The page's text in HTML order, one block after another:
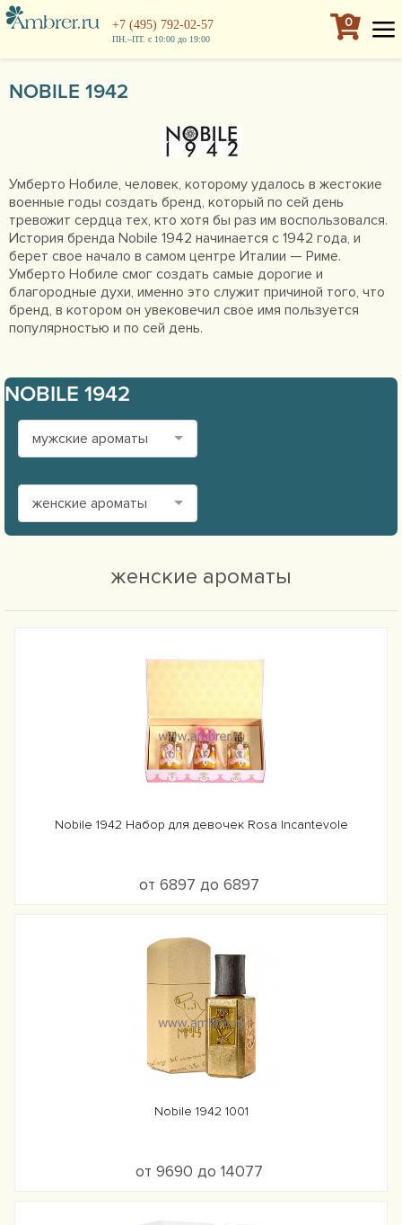
+7 (495) 792-02-57
ПН.–ПТ. с 10:00 до 19:00
0
NOBILE 1942
Умберто Нобиле, человек, которому удалось в жестокие
военные годы создать бренд, который по сей день
тревожит сердца тех, кто хотя бы раз им воспользовался.
История бренда Nobile 1942 начинается с 1942 года, и
берет свое начало в самом центре Италии — Риме.
Умберто Нобиле смог создать самые дорогие и
благородные духи, именно это служит причиной того, что
бренд, в котором он увековечил свое имя пользуется
популярностью и по сей день.
NOBILE 1942
мужские ароматы
женские ароматы
женские ароматы
Nobile 1942 Набор для девочек Rosa Incantevole
от 6897 до 6897
Nobile 1942 1001
от 9690 до 14077